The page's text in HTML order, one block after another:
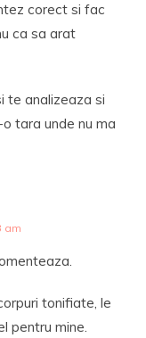
corect si fac
ca sa arat
te analizeaza si
tara unde nu ma
am
tonifiate, le
pentru mine.